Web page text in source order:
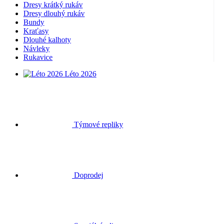
Dresy krátký rukáv
Dresy dlouhý rukáv
Bundy
Kraťasy
Dlouhé kalhoty
Návleky
Rukavice
Léto 2026